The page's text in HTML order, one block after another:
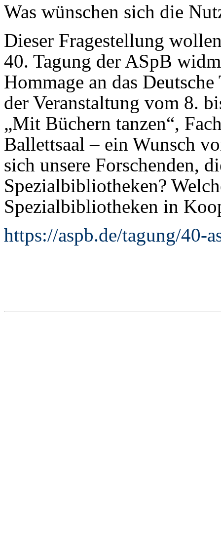
Was wünschen sich die
Dieser Fragestellung
40. Tagung der ASpB
Hommage an das
der Veranstaltung vom 8.
„Mit Büchern tanzen“,
Ballettsaal – ein Wunsch
sich unsere Forschenden,
Spezialbibliotheken?
Spezialbibliotheken in
https://aspb.de/tagung/40-